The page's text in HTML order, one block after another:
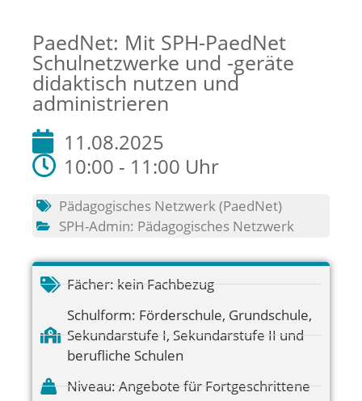
PaedNet: Mit SPH-PaedNet
Schulnetzwerke und -geräte
didaktisch nutzen und
administrieren
11.08.2025
10:00 - 11:00 Uhr
Pädagogisches Netzwerk (PaedNet)
SPH-Admin: Pädagogisches Netzwerk
Fächer: kein Fachbezug
Schulform: Förderschule, Grundschule,
Sekundarstufe I, Sekundarstufe II und
berufliche Schulen
Niveau: Angebote für Fortgeschrittene